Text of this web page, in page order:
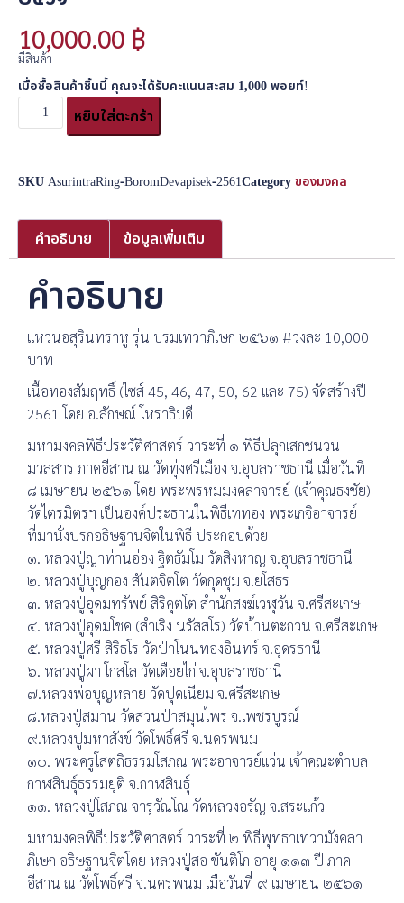
10,000.00 ฿
มีสินค้า
เมื่อซื้อสินค้าชิ้นนี้ คุณจะได้รับคะแนนสะสม 1,000พอยท์!
หยิบใส่ตะกร้า
SKUAsurintraRing-BoromDevapisek-2561Categoryของมงคล
คำอธิบาย ข้อมูลเพิ่มเติม
คำอธิบาย
แหวนอสุรินทราหู รุ่น บรมเทวาภิเษก ๒๕๖๑ #วงละ 10,000
บาท
เนื้อทองสัมฤทธิ์ (ไซส์ 45, 46, 47, 50, 62 และ 75) จัดสร้างปี
2561 โดย อ.ลักษณ์ โหราธิบดี
มหามงคลพิธีประวัติศาสตร์ วาระที่ ๑ พิธีปลุกเสกชนวน
มวลสาร ภาคอีสาน ณ วัดทุ่งศรีเมือง จ.อุบลราชธานี เมื่อวันที่
๘ เมษายน ๒๕๖๑ โดย พระพรหมมงคลาจารย์ (เจ้าคุณธงชัย)
วัดไตรมิตรฯ เป็นองค์ประธานในพิธีเททอง พระเกจิอาจารย์
ที่มานั่งปรกอธิษฐานจิตในพิธี ประกอบด้วย
๑. หลวงปู่ญาท่านอ่อง ฐิตธัมโม วัดสิงหาญ จ.อุบลราชธานี
๒. หลวงปู่บุญกอง สันตจิตโต วัดกุดชุม จ.ยโสธร
๓. หลวงปู่อุดมทรัพย์ สิริคุตโต สำนักสงฆ์เวฬุวัน จ.ศรีสะเกษ
๔. หลวงปู่อุดมโชค (สำเริง นรัสสโร) วัดบ้านตะกวน จ.ศรีสะเกษ
๕. หลวงปู่ศรี สิริธโร วัดป่าโนนทองอินทร์ จ.อุดรธานี
๖. หลวงปู่ผา โกสโล วัดเดือยไก่ จ.อุบลราชธานี
๗.หลวงพ่อบุญหลาย วัดปุดเนียม จ.ศรีสะเกษ
๘.หลวงปู่สมาน วัดสวนป่าสมุนไพร จ.เพชรบูรณ์
๙.หลวงปู่มหาสังข์ วัดโพธิ์ศรี จ.นครพนม
๑๐. พระครูโสตถิธรรมโสภณ พระอาจารย์แว่น เจ้าคณะตำบล
กาฬสินธุ์ธรรมยุติ จ.กาฬสินธุ์
๑๑. หลวงปู่โสภณ จารุวัณโณ วัดหลวงอรัญ จ.สระแก้ว
มหามงคลพิธีประวัติศาสตร์ วาระที่ ๒ พิธีพุทธาเทวามังคลา
ภิเษก อธิษฐานจิตโดย หลวงปู่สอ ขันติโก อายุ ๑๑๓ ปี ภาค
อีสาน ณ วัดโพธิ์ศรี จ.นครพนม เมื่อวันที่ ๙ เมษายน ๒๕๖๑